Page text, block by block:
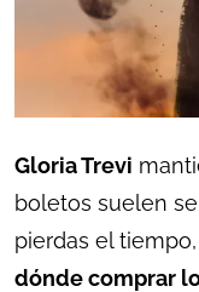
Gloria Trevi
boletos suelen
pierdas el
dónde comprar